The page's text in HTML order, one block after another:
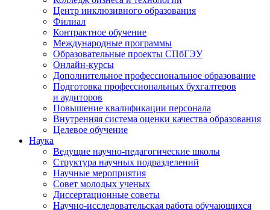
Центр инклюзивного образования
Филиал
Контрактное обучение
Международные программы
Образовательные проекты СПбГЭУ
Онлайн-курсы
Дополнительное профессиональное образование
Подготовка профессиональных бухгалтеров
и аудиторов
Повышение квалификации персонала
Внутренняя система оценки качества образования
Целевое обучение
Наука
Ведущие научно-педагогические школы
Структура научных подразделений
Научные мероприятия
Совет молодых ученых
Диссертационные советы
Научно-исследовательская работа обучающихся